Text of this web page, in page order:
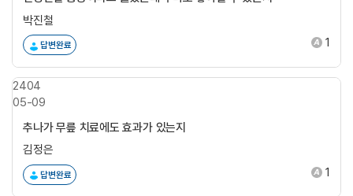
박진철
답변완료 1
추나가 무릎 치료에도 효과가 있는지
김정은
답변완료 1
2404
05-09